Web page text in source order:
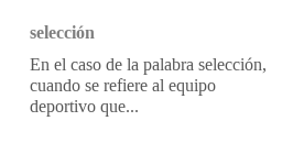
selección
En el caso de la palabra selección,
cuando se refiere al equipo
deportivo que...